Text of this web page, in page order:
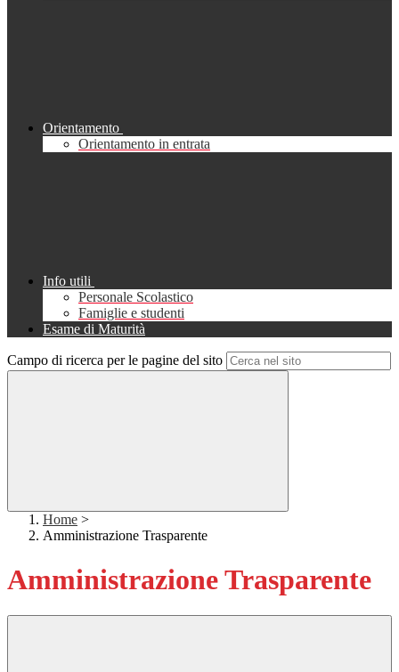
Orientamento
Orientamento in entrata
Info utili
Personale Scolastico
Famiglie e studenti
Esame di Maturità
Campo di ricerca per le pagine del sito
Home >
Amministrazione Trasparente
Amministrazione Trasparente